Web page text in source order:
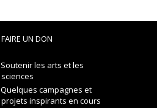
FAIRE UN DON
Soutenir les arts et les
sciences
Quelques campagnes et
projets inspirants en cours